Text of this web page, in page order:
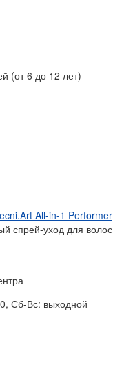
(от 6 до 12 лет)
All-in-1 Performer
спрей-уход для волос
Сб-Вс: выходной